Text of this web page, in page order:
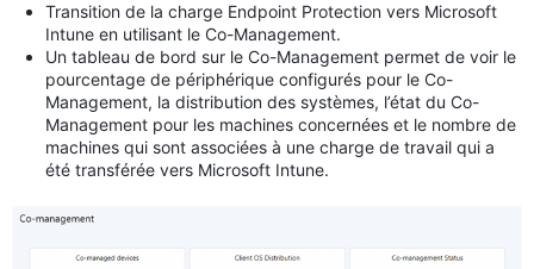
Transition de la charge Endpoint Protection vers Microsoft
Intune en utilisant le Co-Management.
Un tableau de bord sur le Co-Management permet de voir le
pourcentage de périphérique configurés pour le Co-
Management, la distribution des systèmes, l’état du Co-
Management pour les machines concernées et le nombre de
machines qui sont associées à une charge de travail qui a
été transférée vers Microsoft Intune.